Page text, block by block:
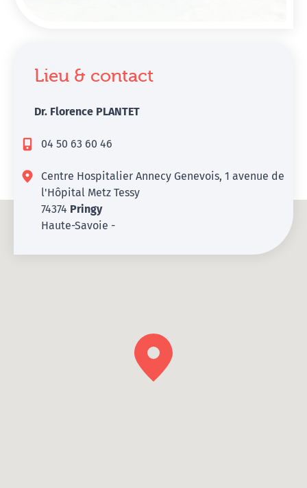
Lieu & contact
Dr. Florence PLANTET
04 50 63 60 46
Centre Hospitalier Annecy Genevois, 1 avenue de
l'Hôpital Metz Tessy
74374 Pringy
Haute-Savoie -